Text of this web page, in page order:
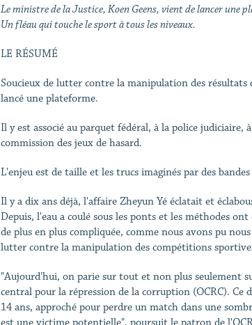
Le ministre de la Justice, Koen Geens, vient de lancer
Un fléau qui touche le sport à tous les niveaux.
LE RÉSUMÉ
Soucieux de lutter contre la manipulation des
lancé une plateforme.
Il y est associé au parquet fédéral, à la police
commission des jeux de hasard.
L'enjeu est de taille et les trucs imaginés par des
Il y a dix ans déjà, l'affaire Zheyun Yé éclatait et
Depuis, l'eau a coulé sous les ponts et les méthodes
de plus en plus compliquée, comme nous avons pu
lutter contre la manipulation des compétitions
"Aujourd'hui, on parie sur tout et non plus seulement
central pour la répression de la corruption (OCRC). Ce
14 ans, approché pour perdre un match dans une